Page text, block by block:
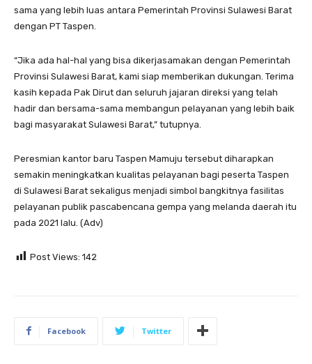
sama yang lebih luas antara Pemerintah Provinsi Sulawesi Barat
dengan PT Taspen.
“Jika ada hal-hal yang bisa dikerjasamakan dengan Pemerintah
Provinsi Sulawesi Barat, kami siap memberikan dukungan. Terima
kasih kepada Pak Dirut dan seluruh jajaran direksi yang telah
hadir dan bersama-sama membangun pelayanan yang lebih baik
bagi masyarakat Sulawesi Barat,” tutupnya.
Peresmian kantor baru Taspen Mamuju tersebut diharapkan
semakin meningkatkan kualitas pelayanan bagi peserta Taspen
di Sulawesi Barat sekaligus menjadi simbol bangkitnya fasilitas
pelayanan publik pascabencana gempa yang melanda daerah itu
pada 2021 lalu. (Adv)
Post Views: 142
Facebook Twitter